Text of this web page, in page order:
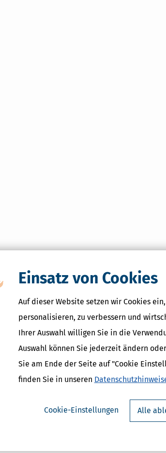
Einsatz von Cookies
Auf dieser Website setzen wir Cookies
personalisieren, zu verbessern und
Ihrer Auswahl willigen Sie in die
Auswahl können Sie jederzeit ändern
Sie am Ende der Seite auf "Cookie
finden Sie in unseren
Cookie-Einstellungen Alle